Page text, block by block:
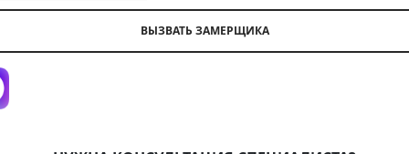
ВЫЗВАТЬ ЗАМЕРЩИКА